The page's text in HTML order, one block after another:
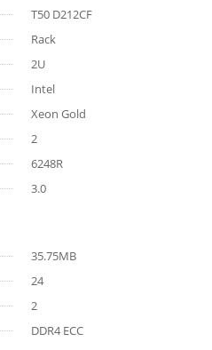
T50 D212CF
Rack
2U
Intel
Xeon Gold
2
6248R
3.0
35.75MB
24
2
DDR4 ECC